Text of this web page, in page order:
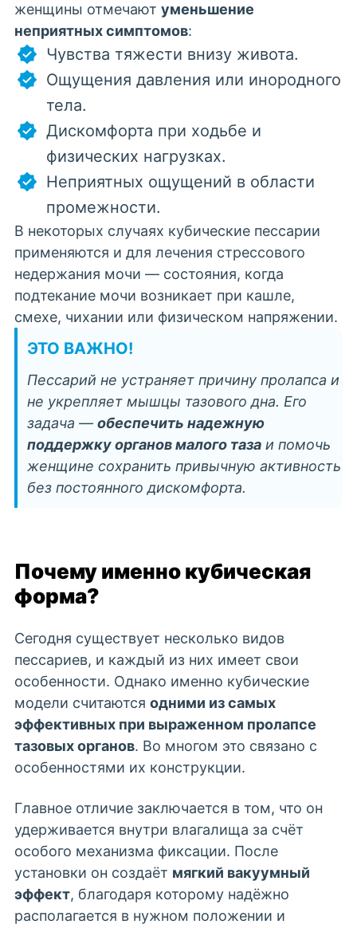
женщины отмечают уменьшение
неприятных симптомов:
Чувства тяжести внизу живота.
Ощущения давления или инородного
тела.
Дискомфорта при ходьбе и
физических нагрузках.
Неприятных ощущений в области
промежности.
В некоторых случаях кубические пессарии
применяются и для лечения стрессового
недержания мочи — состояния, когда
подтекание мочи возникает при кашле,
смехе, чихании или физическом напряжении.
ЭТО ВАЖНО!
Пессарий не устраняет причину пролапса и
не укрепляет мышцы тазового дна. Его
задача — обеспечить надежную
поддержку органов малого таза и помочь
женщине сохранить привычную активность
без постоянного дискомфорта.
Почему именно кубическая
форма?
Сегодня существует несколько видов
пессариев, и каждый из них имеет свои
особенности. Однако именно кубические
модели считаются одними из самых
эффективных при выраженном пролапсе
тазовых органов. Во многом это связано с
особенностями их конструкции.
Главное отличие заключается в том, что он
удерживается внутри влагалища за счёт
особого механизма фиксации. После
установки он создаёт мягкий вакуумный
эффект, благодаря которому надёжно
располагается в нужном положении и